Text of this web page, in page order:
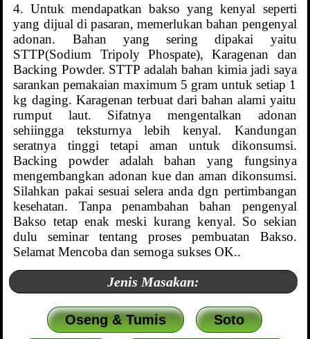
4. Untuk mendapatkan bakso yang kenyal seperti
yang dijual di pasaran, memerlukan bahan pengenyal
adonan. Bahan yang sering dipakai yaitu
STTP(Sodium Tripoly Phospate), Karagenan dan
Backing Powder. STTP adalah bahan kimia jadi saya
sarankan pemakaian maximum 5 gram untuk setiap 1
kg daging. Karagenan terbuat dari bahan alami yaitu
rumput laut. Sifatnya mengentalkan adonan
sehiingga teksturnya lebih kenyal. Kandungan
seratnya tinggi tetapi aman untuk dikonsumsi.
Backing powder adalah bahan yang fungsinya
mengembangkan adonan kue dan aman dikonsumsi.
Silahkan pakai sesuai selera anda dgn pertimbangan
kesehatan. Tanpa penambahan bahan pengenyal
Bakso tetap enak meski kurang kenyal. So sekian
dulu seminar tentang proses pembuatan Bakso.
Selamat Mencoba dan semoga sukses OK..
Jenis Masakan:
Oseng & Tumis Soto